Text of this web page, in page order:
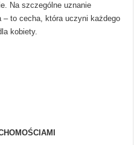
Na szczególne uznanie
– to cecha, która uczyni każdego
kobiety.